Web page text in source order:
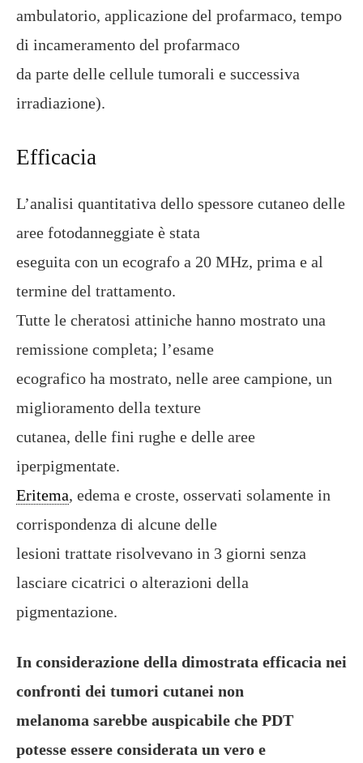
ambulatorio, applicazione del profarmaco, tempo
di incameramento del profarmaco
da parte delle cellule tumorali e successiva
irradiazione).
Efficacia
L’analisi quantitativa dello spessore cutaneo delle
aree fotodanneggiate è stata
eseguita con un ecografo a 20 MHz, prima e al
termine del trattamento.
Tutte le cheratosi attiniche hanno mostrato una
remissione completa; l’esame
ecografico ha mostrato, nelle aree campione, un
miglioramento della texture
cutanea, delle fini rughe e delle aree
iperpigmentate.
Eritema, edema e croste, osservati solamente in
corrispondenza di alcune delle
lesioni trattate risolvevano in 3 giorni senza
lasciare cicatrici o alterazioni della
pigmentazione.
In considerazione della dimostrata efficacia nei
confronti dei tumori cutanei non
melanoma sarebbe auspicabile che PDT
potesse essere considerata un vero e